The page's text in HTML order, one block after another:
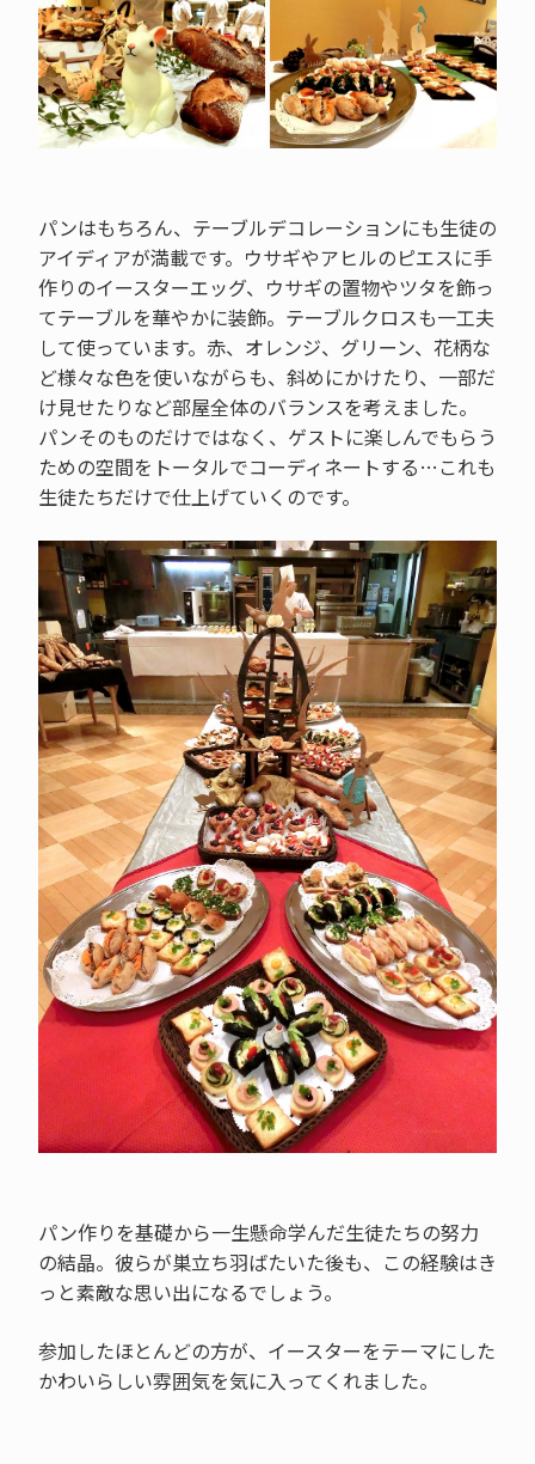
パンはもちろん、テーブルデコレーションにも生徒の
アイディアが満載です。ウサギやアヒルのピエスに手
作りのイースターエッグ、ウサギの置物やツタを飾っ
てテーブルを華やかに装飾。テーブルクロスも一工夫
して使っています。赤、オレンジ、グリーン、花柄な
ど様々な色を使いながらも、斜めにかけたり、一部だ
け見せたりなど部屋全体のバランスを考えました。
パンそのものだけではなく、ゲストに楽しんでもらう
ための空間をトータルでコーディネートする…これも
生徒たちだけで仕上げていくのです。
パン作りを基礎から一生懸命学んだ生徒たちの努力
の結晶。彼らが巣立ち羽ばたいた後も、この経験はき
っと素敵な思い出になるでしょう。
参加したほとんどの方が、イースターをテーマにした
かわいらしい雰囲気を気に入ってくれました。